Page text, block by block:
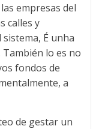
empresas del
calles y
, É unha
También lo es no
fondos de
, a
de gestar un